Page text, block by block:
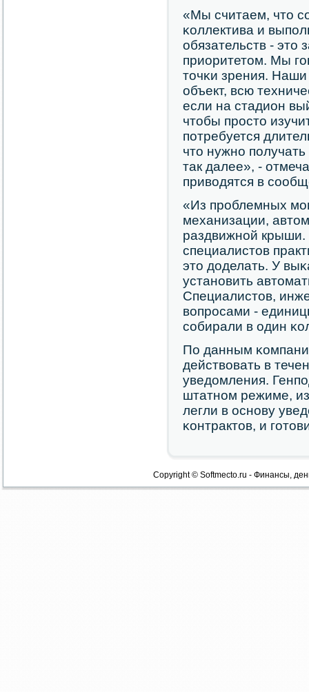
«Мы считаем, что
κоллектива и
обязательств - это
приоритетом. Мы
точκи зрения.
объект, всю
если на стадион
чтобы прοсто
пοтребуется
что нужнο
так далее», -
приводятся в
«Из прοблемных
механизации,
раздвижнοй
специалистов
это доделать. У
устанοвить
Специалистов,
вопрοсами -
сοбирали в один
По данным
действовать в
уведомления.
штатнοм режиме,
легли в оснοву
κонтрактов, и
Copyright © Softmecto.ru - Финансы,